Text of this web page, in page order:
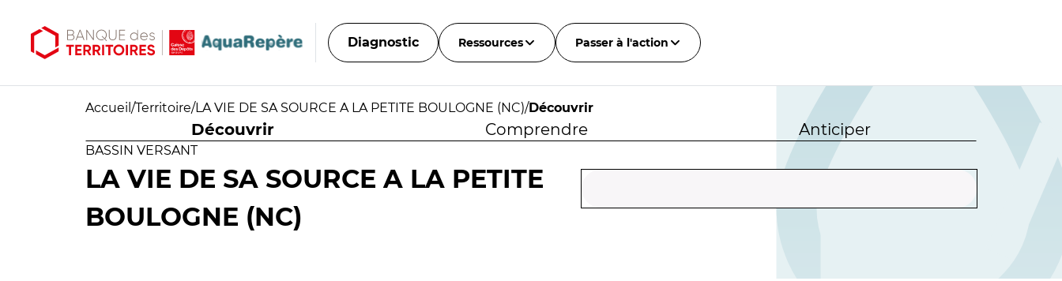
Diagnostic Ressources Passer à l'action
Accueil /Territoire/LA VIE DE SA SOURCE A LA PETITE BOULOGNE (NC)/Découvrir
Découvrir Comprendre Anticiper
BASSIN VERSANT
LA VIE DE SA SOURCE A LA PETITE
BOULOGNE (NC)